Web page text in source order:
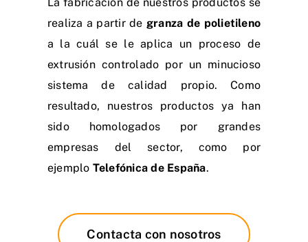
realiza a partir de granza de polietileno
a la cuál se le aplica un proceso de
extrusión controlado por un minucioso
sistema de calidad propio. Como
resultado, nuestros productos ya han
sido homologados por grandes
empresas del sector, como por
ejemplo Telefónica de España.
Contacta con nosotros